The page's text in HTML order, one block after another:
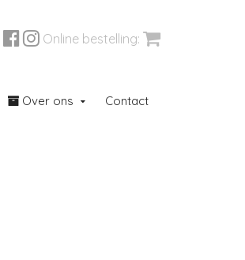
Online bestelling:
Over ons Contact